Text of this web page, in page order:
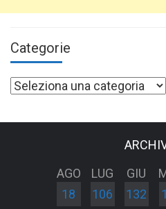
Categorie
Categorie
AGO
18
LUG
106
GIU
132